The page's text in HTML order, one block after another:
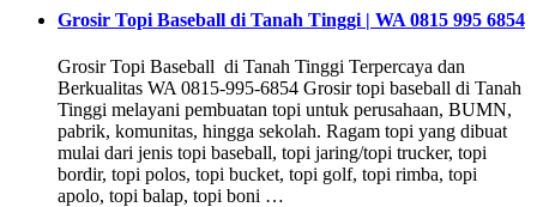
Grosir Topi Baseball di Tanah Tinggi | WA 0815 995 6854
Grosir Topi Baseball di Tanah Tinggi Terpercaya dan
Berkualitas WA 0815-995-6854 Grosir topi baseball di Tanah
Tinggi melayani pembuatan topi untuk perusahaan, BUMN,
pabrik, komunitas, hingga sekolah. Ragam topi yang dibuat
mulai dari jenis topi baseball, topi jaring/topi trucker, topi
bordir, topi polos, topi bucket, topi golf, topi rimba, topi
apolo, topi balap, topi boni …